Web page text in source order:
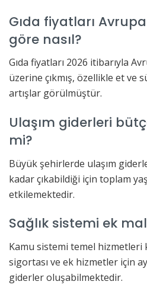
Gıda fiyatları
göre nasıl?
Gıda fiyatları 2026 itibarıyla
üzerine çıkmış, özellikle et
artışlar görülmüştür.
Ulaşım giderleri
mi?
Büyük şehirlerde ulaşım
kadar çıkabildiği için toplam
etkilemektedir.
Sağlık sistemi ek
Kamu sistemi temel hizmetleri
sigortası ve ek hizmetler için
giderler oluşabilmektedir.